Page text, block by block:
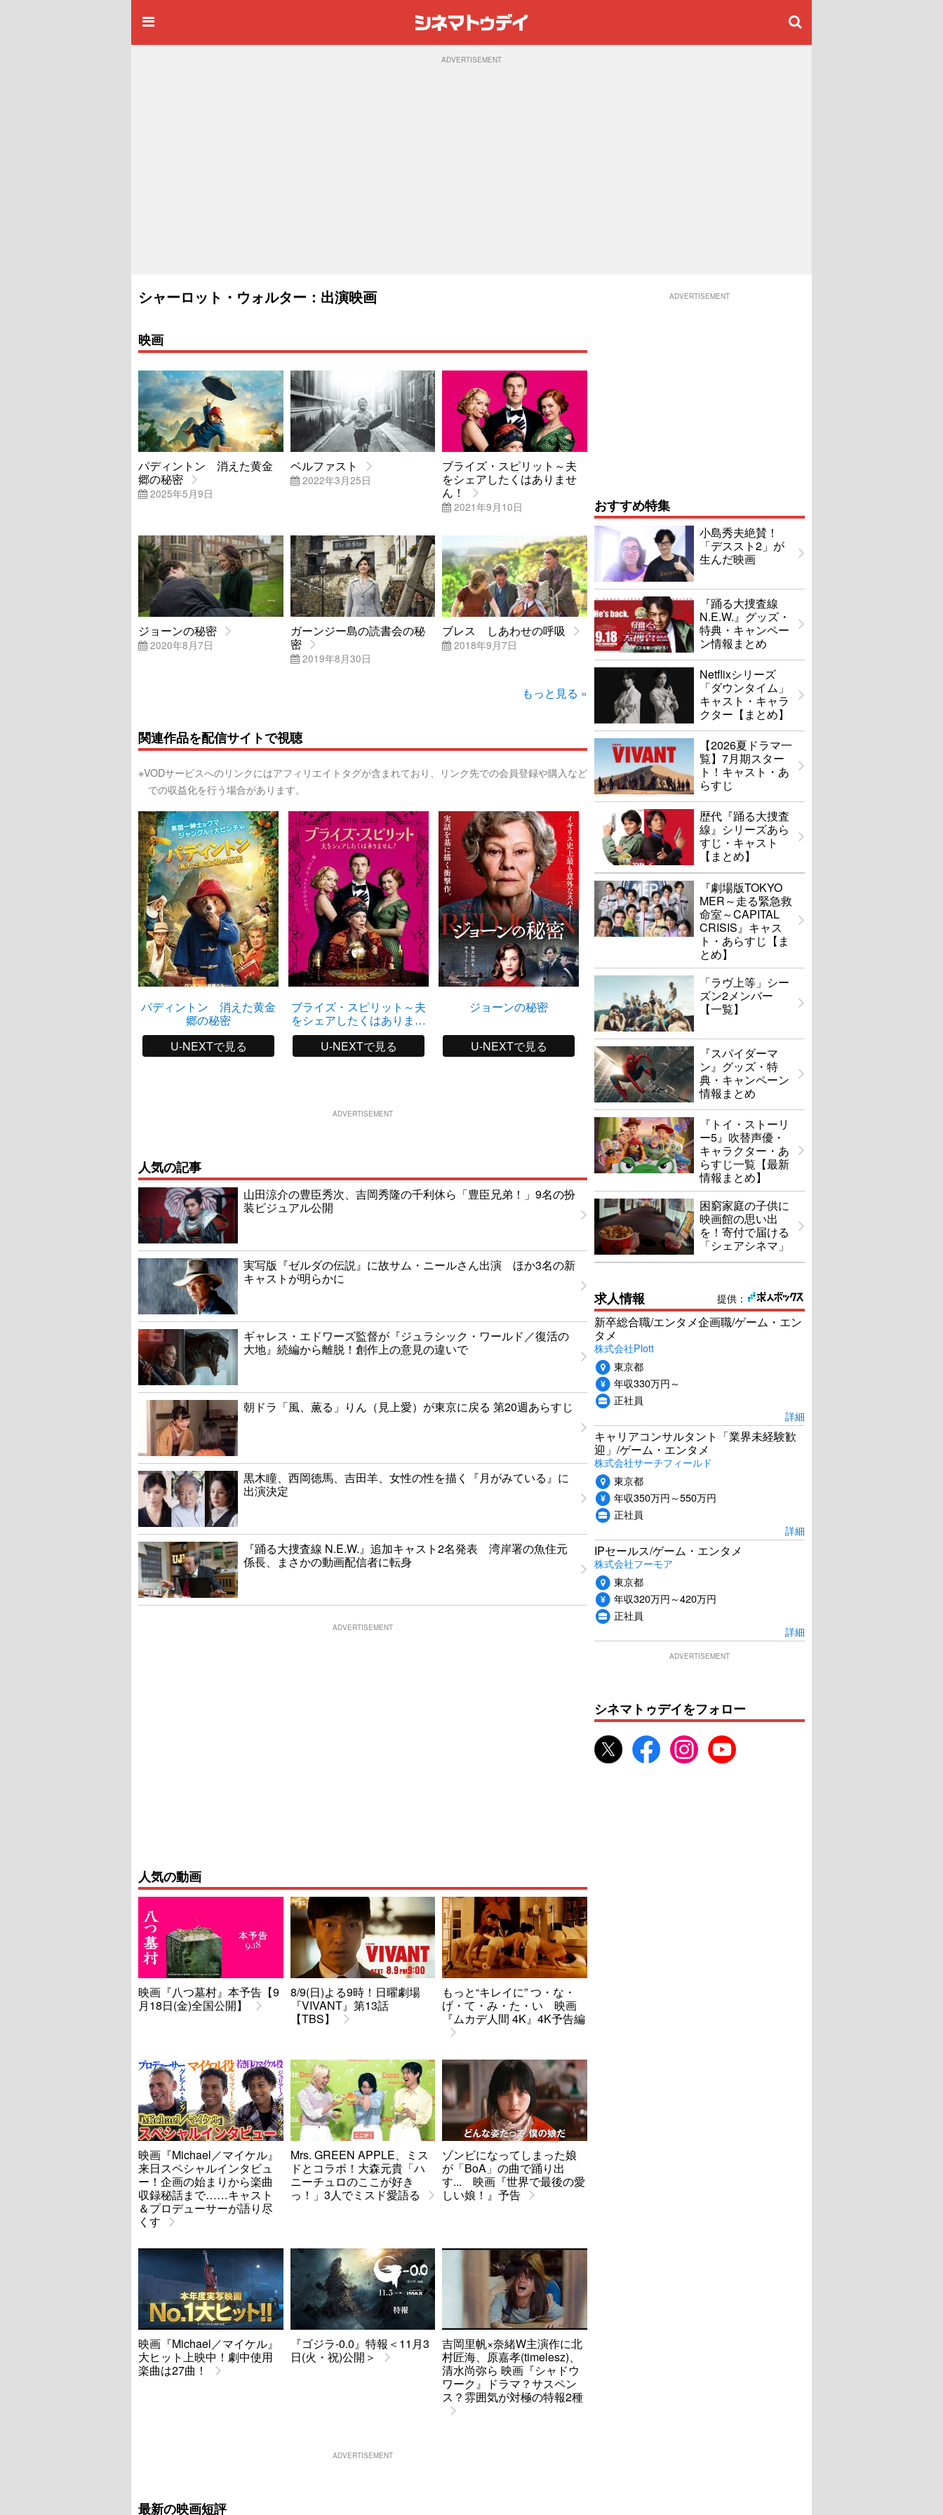
ADVERTISEMENT
シャーロット・ウォルター：出演映画
映画
パディントン 消えた黄金
郷の秘密
2025年5月9日
ベルファスト
2022年3月25日
ブライズ・スピリット～夫
をシェアしたくはありませ
ん！
2021年9月10日
ジョーンの秘密
2020年8月7日
ガーンジー島の読書会の秘
密
2019年8月30日
ブレス しあわせの呼吸
2018年9月7日
もっと見る »
関連作品を配信サイトで視聴
※VODサービスへのリンクにはアフィリエイトタグが含まれており、リンク先での会員登録や購入など
での収益化を行う場合があります。
パディントン 消えた黄金
郷の秘密
U-NEXTで見る
ブライズ・スピリット～夫
をシェアしたくはありませ
ん！
U-NEXTで見る
ジョーンの秘密
U-NEXTで見る
ガーンジー島の読書会の秘
密
U-NEXTで見る
ブレス しあわせの呼吸
ADVERTISEMENT
人気の記事
山田涼介の豊臣秀次、吉岡秀隆の千利休ら「豊臣兄弟！」9名の扮
装ビジュアル公開
実写版『ゼルダの伝説』に故サム・ニールさん出演 ほか3名の新
キャストが明らかに
ギャレス・エドワーズ監督が『ジュラシック・ワールド／復活の
大地』続編から離脱！創作上の意見の違いで
朝ドラ「風、薫る」りん（見上愛）が東京に戻る 第20週あらすじ
黒木瞳、西岡徳馬、吉田羊、女性の性を描く『月がみている』に
出演決定
『踊る大捜査線 N.E.W.』追加キャスト2名発表 湾岸署の魚住元
係長、まさかの動画配信者に転身
ADVERTISEMENT
人気の動画
映画『八つ墓村』本予告【9
月18日(金)全国公開】
8/9(日)よる9時！日曜劇場
『VIVANT』第13話
【TBS】
もっと“キレイに” つ・な・
げ・て・み・た・い 映画
『ムカデ人間 4K』4K予告編
映画『Michael／マイケル』
来日スペシャルインタビュ
ー！企画の始まりから楽曲
収録秘話まで……キャスト
＆プロデューサーが語り尽
くす
Mrs. GREEN APPLE、ミス
ドとコラボ！大森元貴「ハ
ニーチュロのここが好き
っ！」3人でミスド愛語る
ゾンビになってしまった娘
が「BoA」の曲で踊り出
す... 映画『世界で最後の愛
しい娘！』予告
映画『Michael／マイケル』
大ヒット上映中！劇中使用
楽曲は27曲！
『ゴジラ-0.0』特報＜11月3
日(火・祝)公開＞
吉岡里帆×奈緒W主演作に北
村匠海、原嘉孝(timelesz)、
清水尚弥ら 映画『シャドウ
ワーク』ドラマ？サスペン
ス？雰囲気が対極の特報2種
ADVERTISEMENT
最新の映画短評
ADVERTISEMENT
おすすめ特集
小島秀夫絶賛！
「デススト2」が
生んだ映画
『踊る大捜査線
N.E.W.』グッズ・
特典・キャンペー
ン情報まとめ
Netflixシリーズ
「ダウンタイム」
キャスト・キャラ
クター【まとめ】
【2026夏ドラマ一
覧】7月期スター
ト！キャスト・あ
らすじ
歴代『踊る大捜査
線』シリーズあら
すじ・キャスト
【まとめ】
『劇場版TOKYO
MER～走る緊急救
命室～CAPITAL
CRISIS』キャス
ト・あらすじ【ま
とめ】
「ラヴ上等」シー
ズン2メンバー
【一覧】
『スパイダーマ
ン』グッズ・特
典・キャンペーン
情報まとめ
『トイ・ストーリ
ー5』吹替声優・
キャラクター・あ
らすじ一覧【最新
情報まとめ】
困窮家庭の子供に
映画館の思い出
を！寄付で届ける
「シェアシネマ」
提供：
求人情報
新卒総合職/エンタメ企画職/ゲーム・エン
タメ
株式会社Plott
東京都
年収330万円～
正社員
詳細
キャリアコンサルタント「業界未経験歓
迎」/ゲーム・エンタメ
株式会社サーチフィールド
東京都
年収350万円～550万円
正社員
詳細
IPセールス/ゲーム・エンタメ
株式会社フーモア
東京都
年収320万円～420万円
正社員
詳細
ADVERTISEMENT
シネマトゥデイをフォロー